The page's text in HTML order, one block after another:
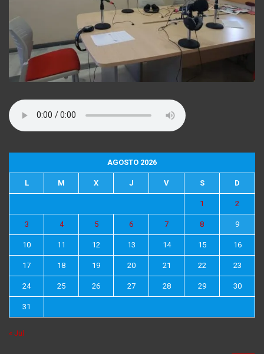
AGOSTO 2026
L M X J V S D
1 2
3 4 5 6 7 8 9
10 11 12 13 14 15 16
17 18 19 20 21 22 23
24 25 26 27 28 29 30
31
« Jul